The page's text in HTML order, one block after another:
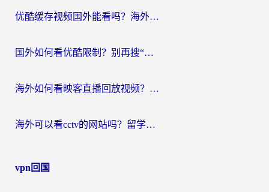
优酷缓存视频国外能看吗？海外党追剧看片的终极解决方案来了
国外如何看优酷限制？别再搜“在日本哪个软件可以看中国电视剧”，这篇教你搞定
海外如何看映客直播回放视频？这份攻略帮你搞定（附腾讯优酷观看技巧）
海外可以看cctv的网站吗？留学生亲测有效的回国追剧方案
vpn回国